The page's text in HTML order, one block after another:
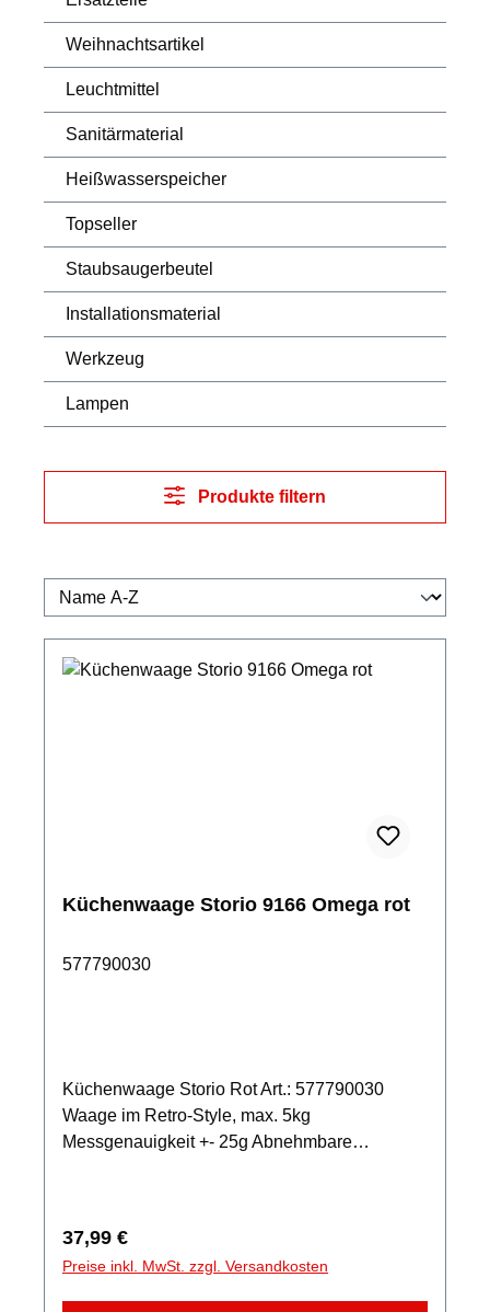
Weihnachtsartikel
Leuchtmittel
Sanitärmaterial
Heißwasserspeicher
Topseller
Staubsaugerbeutel
Installationsmaterial
Werkzeug
Lampen
Produkte filtern
Küchenwaage Storio 9166 Omega rot
577790030
Küchenwaage Storio Rot Art.: 577790030
Waage im Retro-Style, max. 5kg
Messgenauigkeit +- 25g Abnehmbare
Regulärer Preis:
37,99 €
Preise inkl. MwSt. zzgl. Versandkosten